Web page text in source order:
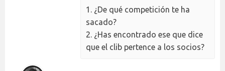
1. ¿De qué competición te ha
sacado?
2. ¿Has encontrado ese que dice
que el clib pertence a los socios?